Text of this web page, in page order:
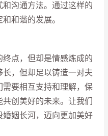
沟通方法。通过这样的
和谐的发展。
点，但却是情感炼成的
，但却足以铸造一对夫
要相互支持和理解，保
创美好的未来。让我们
姻长河，迈向更加美好